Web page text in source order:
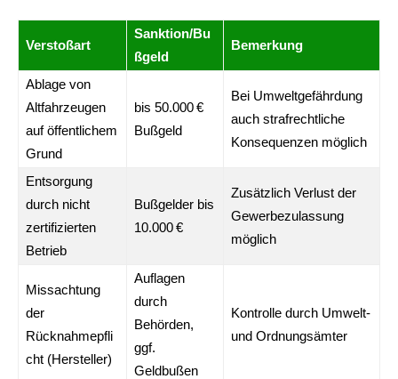
Verstoßart
Sanktion/Bu
ßgeld
Bemerkung
Ablage von
Altfahrzeugen
auf öffentlichem
Grund
bis 50.000 €
Bußgeld
Bei Umweltgefährdung
auch strafrechtliche
Konsequenzen möglich
Entsorgung
durch nicht
zertifizierten
Betrieb
Bußgelder bis
10.000 €
Zusätzlich Verlust der
Gewerbezulassung
möglich
Missachtung
der
Rücknahmepfli
cht (Hersteller)
Auflagen
durch
Behörden,
ggf.
Geldbußen
Kontrolle durch Umwelt-
und Ordnungsämter